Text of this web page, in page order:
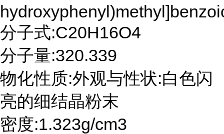
分子式:C20H16O4
分子量:320.339
物化性质:外观与性状:白色闪
亮的细结晶粉末
密度:1.323g/cm3